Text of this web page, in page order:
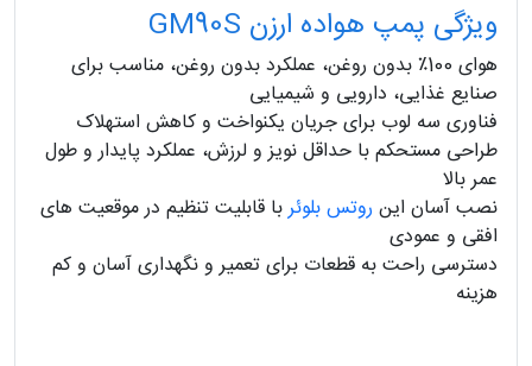
ویژگی‌ پمپ هواده ارزن GM90S
هوای 100٪ بدون روغن، عملکرد بدون روغن، مناسب برای
صنایع غذایی، دارویی و شیمیایی
فناوری سه لوب برای جریان یکنواخت و کاهش استهلاک
طراحی مستحکم با حداقل نویز و لرزش، عملکرد پایدار و طول
عمر بالا
نصب آسان این روتس بلوئربا قابلیت تنظیم در موقعیت‌ های
افقی و عمودی
دسترسی راحت به قطعات برای تعمیر و نگهداری آسان و کم‌
هزینه